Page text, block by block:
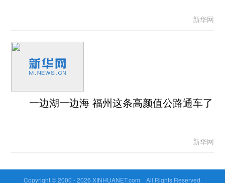
新华网
一边湖一边海 福州这条高颜值公路通车了
新华网
Copyright © 2000 -2026 XINHUANET.com All Rights Reserved.